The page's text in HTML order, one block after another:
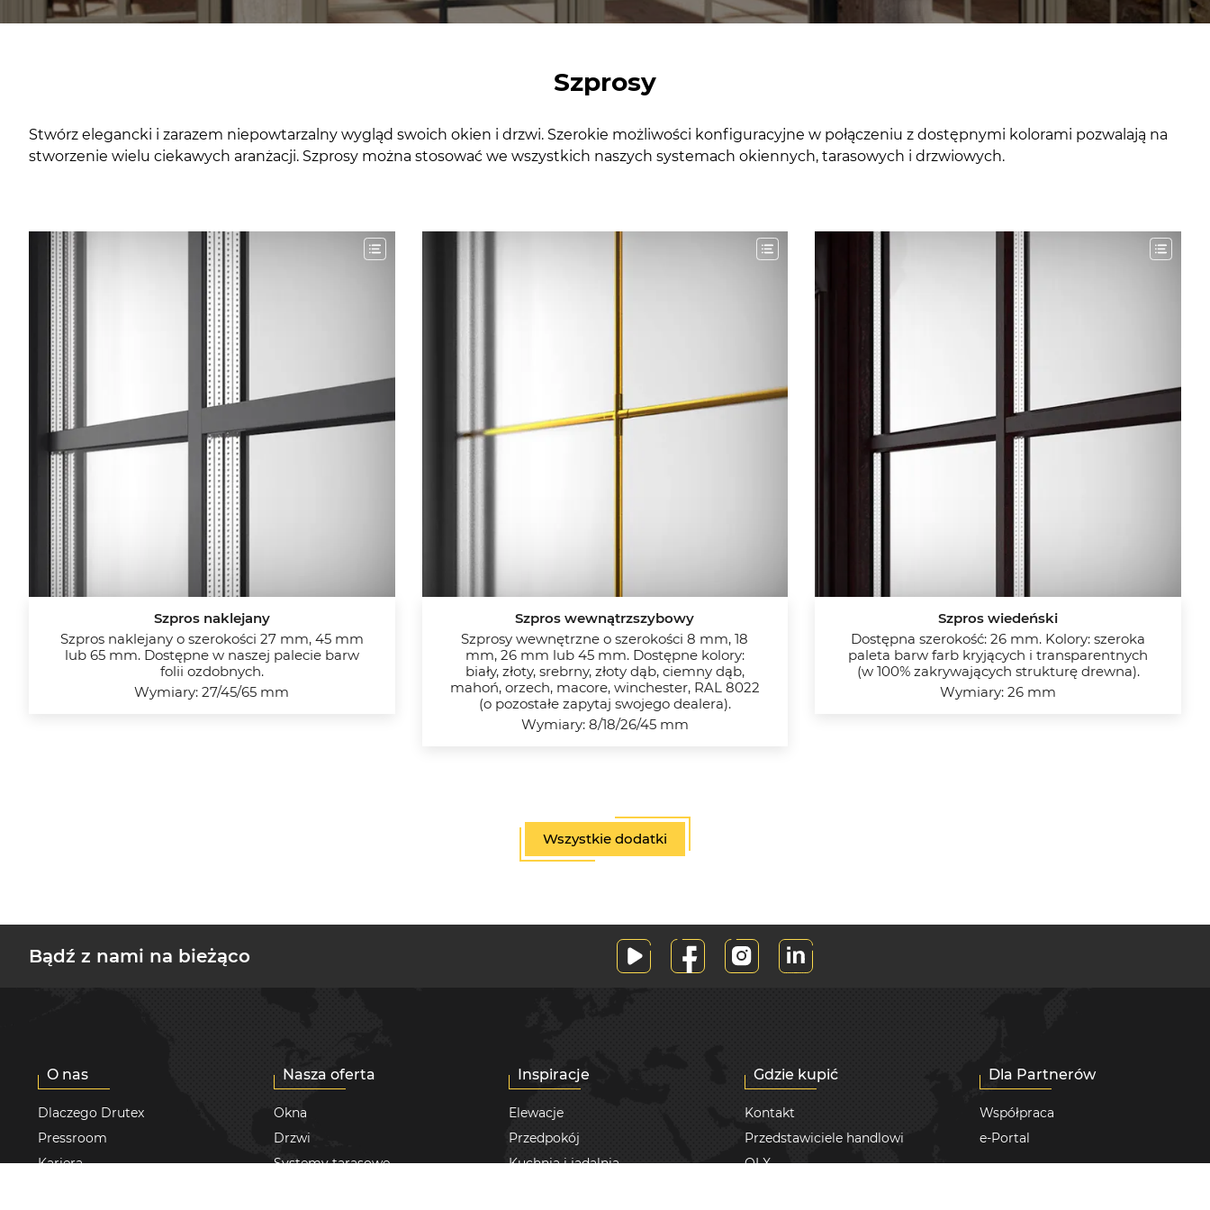
Szprosy
Stwórz elegancki i zarazem niepowtarzalny wygląd swoich okien i drzwi. Szerokie możliwości konfiguracyjne w połączeniu z dostępnymi kolorami pozwalają na
stworzenie wielu ciekawych aranżacji. Szprosy można stosować we wszystkich naszych systemach okiennych, tarasowych i drzwiowych.
Szpros naklejany
Szpros naklejany o szerokości 27 mm, 45 mm
lub 65 mm. Dostępne w naszej palecie barw
folii ozdobnych.
Wymiary: 27/45/65 mm
Szpros wewnątrzszybowy
Szprosy wewnętrzne o szerokości 8 mm, 18
mm, 26 mm lub 45 mm. Dostępne kolory:
biały, złoty, srebrny, złoty dąb, ciemny dąb,
mahoń, orzech, macore, winchester, RAL 8022
(o pozostałe zapytaj swojego dealera).
Wymiary: 8/18/26/45 mm
Szpros wiedeński
Dostępna szerokość: 26 mm. Kolory: szeroka
paleta barw farb kryjących i transparentnych
(w 100% zakrywających strukturę drewna).
Wymiary: 26 mm
Wszystkie dodatki
Bądź z nami na bieżąco
O nas
Dlaczego Drutex
Pressroom
Kariera
Nasza oferta
Okna
Drzwi
Systemy tarasowe
Inspiracje
Elewacje
Przedpokój
Kuchnia i jadalnia
Gdzie kupić
Kontakt
Przedstawiciele handlowi
OLX
Dla Partnerów
Współpraca
e-Portal